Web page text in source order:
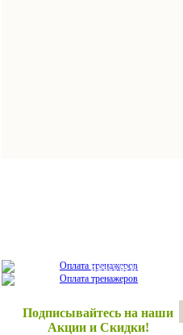
Красота и здоровье
Подписывайтесь на наши
Акции и Скидки!